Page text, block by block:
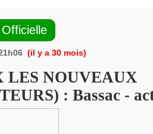
(il y a 30 mois)
LES NOUVEAUX
: Bassac -